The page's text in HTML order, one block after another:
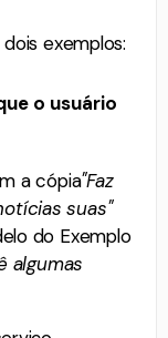
exemplos:
o usuário
a cópia"Faz
suas"
do Exemplo
algumas